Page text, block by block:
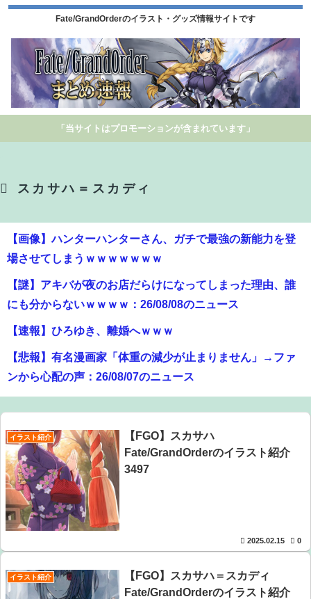
Fate/GrandOrderのイラスト・グッズ情報サイトです
「当サイトはプロモーションが含まれています」
スカサハ＝スカディ
【画像】ハンターハンターさん、ガチで最強の新能力を登
場させてしまうｗｗｗｗｗｗｗ
【謎】アキバが夜のお店だらけになってしまった理由、誰
にも分からないｗｗｗｗ：26/08/08のニュース
【速報】ひろゆき、離婚へｗｗｗ
【悲報】有名漫画家「体重の減少が止まりません」→ファ
ンから心配の声：26/08/07のニュース
【画像】オタク「実際にプレイしたらわかるけどライザは
友達って感じで性的な目では見れないｗ」←これｗｗｗ
ｗ：26/08/06のニュース
【朗報】Vtuber界、新たなる『弱男の姫』が爆誕ｗｗｗｗ
ｗｗｗｗｗｗｗ
26/08/05のニュース
イラスト紹介
【FGO】スカサハ
Fate/GrandOrderのイラスト紹介
3497
2025.02.15 0
イラスト紹介
【FGO】スカサハ＝スカディ
Fate/GrandOrderのイラスト紹介